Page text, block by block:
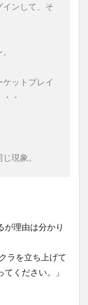
インして、そ
ットプレイ
・
現象。
が理由は分かり
ラを立ち上げて
ください。」